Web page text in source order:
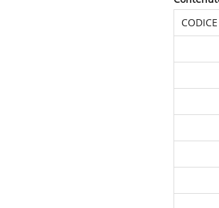
CODICE